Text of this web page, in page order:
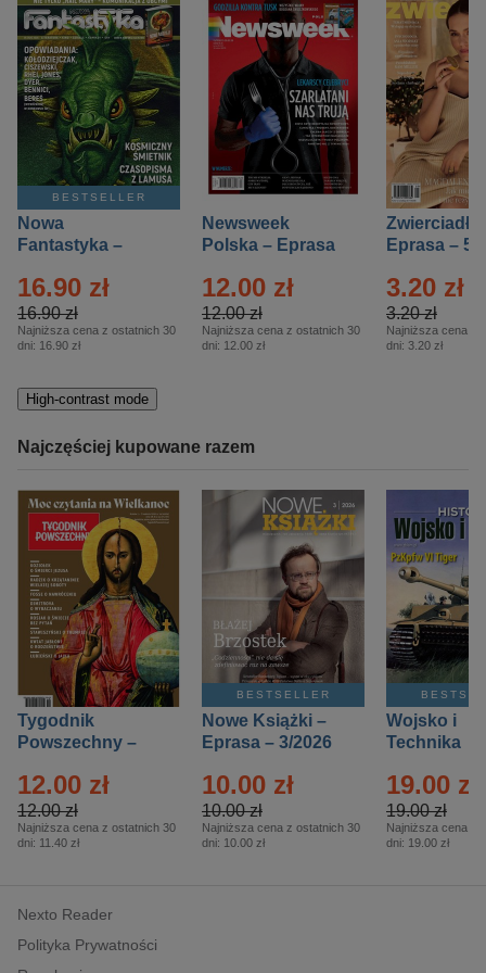
BESTSELLER
Nowa
Fantastyka –
16.90 zł
16.90 zł
Najniższa cena z ostatnich 30
dni: 16.90 zł
Newsweek
Polska – Eprasa
12.00 zł
12.00 zł
Najniższa cena z ostatnich 30
dni: 12.00 zł
Zwierciadło
Eprasa – 5/
3.20 zł
3.20 zł
Najniższa cena z
dni: 3.20 zł
High-contrast mode
Najczęściej kupowane razem
Tygodnik
Powszechny –
12.00 zł
12.00 zł
Najniższa cena z ostatnich 30
dni: 11.40 zł
BESTSELLER
Nowe Książki –
Eprasa – 3/2026
10.00 zł
10.00 zł
Najniższa cena z ostatnich 30
dni: 10.00 zł
Wojsko i
Technika
– 2/2026
19.00 zł
19.00 zł
Najniższa cena z
dni: 19.00 zł
Nexto Reader
Polityka Prywatności